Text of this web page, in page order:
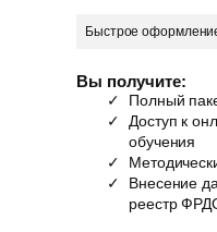
Быстрое
Вы получите:
Полный
Доступ к
обучения
Внесение
реестр